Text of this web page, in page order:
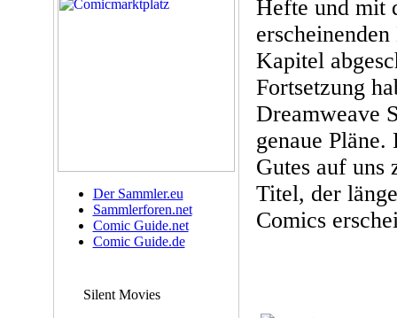
Der Sammler.eu
Sammlerforen.net
Comic Guide.net
Comic Guide.de
Silent Movies
Hefte und mit
Kapitel
Fortsetzung
Dreamweave
genaue
Gutes auf uns
Titel, der
Comics